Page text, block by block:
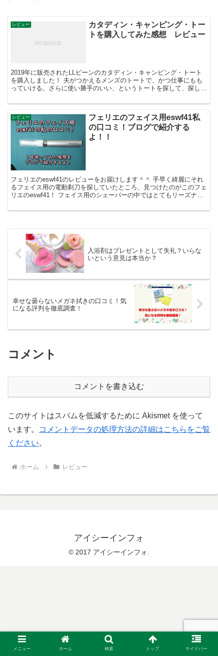
レビュー
カタディン・キャンピング・トー
トを購入してみた感想 レビュー
2019年に販売されたLLビーンのカタディン・キャンピング・トート
を購入しました！ 夫がつかえるメンズのトートで、かつ仕事にもも
っていける。さらに使い勝手のいい、というトートを探して、探して
レビュー
フェリエのフェイス用eswf41私
の口コミ！ブログで紹介する
よ！！
フェリエのeswf41のレビューをお届けします＾＾ 手早く綺麗にそれ
るフェイス用の電動剃刀を探していたところ、見つけたのがこのフェ
リエのeswf41！ フェイス用のシェーバーの中ではとてもリーズナブ
入浴剤はプレゼントとして失礼？いらな
いという意見は本当か？
幸せな曇らないメガネ拭きの口コミ！気
になる評判を徹底調査！
コメント
コメントを書き込む
このサイトはスパムを低減するために Akismet を使って
います。
コメントデータの処理方法の詳細はこちらをご覧
ください。
ホーム レビュー
アイシーインフォ
© 2017 アイシーインフォ.
メニュー ホーム 検索 トップ サイドバー